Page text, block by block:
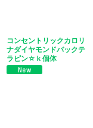
コンセントリックカロリ
ナダイヤモンドバックテ
ラピン☆ｋ個体